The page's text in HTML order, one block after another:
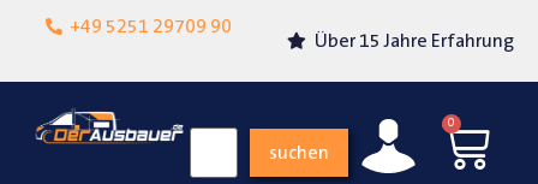
+49 5251 29709 90
Lokalgeschäft in
Über 15 Jahre Erfahrung
suchen
0